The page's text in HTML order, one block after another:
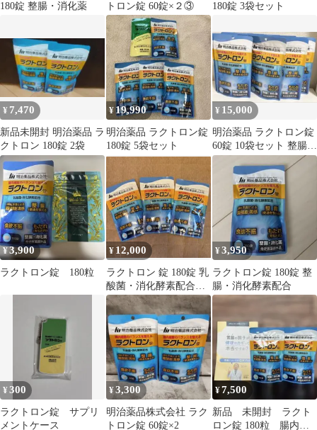
180錠 整腸・消化薬
トロン錠 60錠×２③
180錠 3袋セット
¥ 7,470
新品未開封 明治薬品 ラ
クトロン 180錠 2袋
¥ 19,990
明治薬品 ラクトロン錠
180錠 5袋セット
¥ 15,000
明治薬品 ラクトロン錠
60錠 10袋セット 整腸消
化薬
¥3,900
ラクトロン錠 180粒
¥ 12,000
ラクトロン 錠 180錠 乳
酸菌・消化酵素配合 3
袋
¥3,950
ラクトロン錠 180錠 整
腸・消化酵素配合
¥300
ラクトロン錠 サプリ
メントケース
¥3,300
明治薬品株式会社 ラク
トロン錠 60錠×2
¥7,500
新品 未開封 ラクト
ロン錠 180粒 腸内細